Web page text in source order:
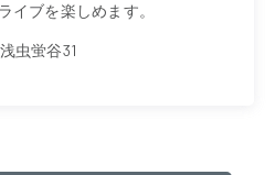
イブを楽しめます。
虫蛍谷31